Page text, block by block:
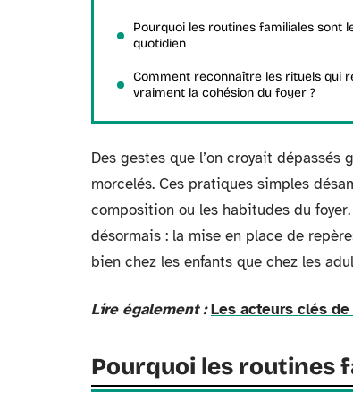
Pourquoi les routines familiales sont
quotidien
Comment reconnaître les rituels qui
vraiment la cohésion du foyer ?
Des gestes que l’on croyait
morcelés. Ces pratiques simples
composition ou les habitudes du
désormais : la mise en place de
bien chez les enfants que chez les
Lire également : Les acteurs clés
Pourquoi les routines